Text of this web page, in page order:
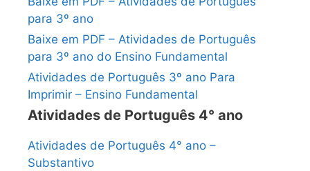
para 3º ano
Baixe em PDF – Atividades de Português
para 3º ano do Ensino Fundamental
Atividades de Português 3º ano Para
Imprimir – Ensino Fundamental
Atividades de Português 4° ano
Atividades de Português 4° ano –
Substantivo